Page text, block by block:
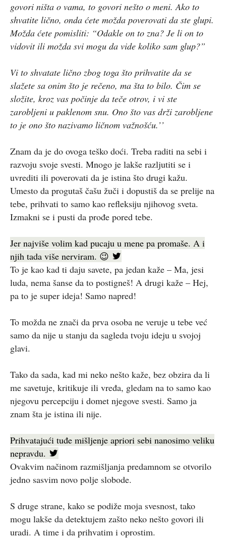
govori ništa o vama, to govori nešto o meni. Ako to
shvatite lično, onda ćete možda poverovati da ste glupi.
Možda ćete pomisliti: “Odakle on to zna? Je li on to
vidovit ili možda svi mogu da vide koliko sam glup?”
Vi to shvatate lično zbog toga što prihvatite da se
slažete sa onim što je rečeno, ma šta to bilo. Čim se
složite, kroz vas počinje da teče otrov, i vi ste
zarobljeni u paklenom snu. Ono što vas drži zarobljene
to je ono što nazivamo ličnom važnošću.’’
Znam da je do ovoga teško doći. Treba raditi na sebi i
razvoju svoje svesti. Mnogo je lakše razljutiti se i
uvrediti ili poverovati da je istina što drugi kažu.
Umesto da progutaš čašu žuči i dopustiš da se prelije na
tebe, prihvati to samo kao refleksiju njihovog sveta.
Izmakni se i pusti da prođe pored tebe.
Jer najviše volim kad pucaju u mene pa promaše. A i
njih tada više nerviram. 😉
To je kao kad ti daju savete, pa jedan kaže – Ma, jesi
luda, nema šanse da to postigneš! A drugi kaže – Hej,
pa to je super ideja! Samo napred!
To možda ne znači da prva osoba ne veruje u tebe već
samo da nije u stanju da sagleda tvoju ideju u svojoj
glavi.
Tako da sada, kad mi neko nešto kaže, bez obzira da li
me savetuje, kritikuje ili vređa, gledam na to samo kao
njegovu percepciju i domet njegove svesti. Samo ja
znam šta je istina ili nije.
Prihvatajući tuđe mišljenje apriori sebi nanosimo veliku
nepravdu.
Ovakvim načinom razmišljanja predamnom se otvorilo
jedno sasvim novo polje slobode.
S druge strane, kako se podiže moja svesnost, tako
mogu lakše da detektujem zašto neko nešto govori ili
uradi. A time i da prihvatim i oprostim.